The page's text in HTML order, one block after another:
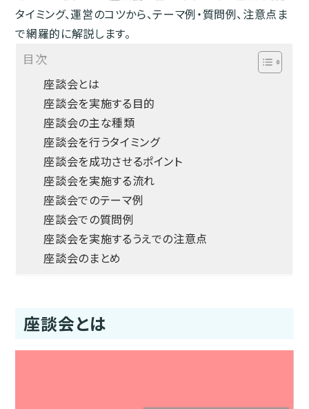
タイミング、運営のコツから、テーマ例・質問例、注意点ま
で網羅的に解説します。
目次
座談会とは
座談会を実施する目的
座談会の主な種類
座談会を行うタイミング
座談会を成功させるポイント
座談会を実施する流れ
座談会でのテーマ例
座談会での質問例
座談会を実施するうえでの注意点
座談会のまとめ
座談会とは